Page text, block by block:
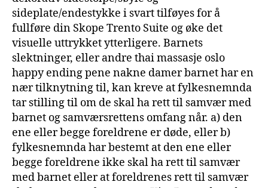
sideplate/endestykke i svart tilføyes for å
fullføre din Skope Trento Suite og øke det
visuelle uttrykket ytterligere. Barnets
slektninger, eller andre thai massasje oslo
happy ending pene nakne damer barnet har en
nær tilknytning til, kan kreve at fylkesnemnda
tar stilling til om de skal ha rett til samvær med
barnet og samværsrettens omfang når. a) den
ene eller begge foreldrene er døde, eller b)
fylkesnemnda har bestemt at den ene eller
begge foreldrene ikke skal ha rett til samvær
med barnet eller at foreldrenes rett til samvær